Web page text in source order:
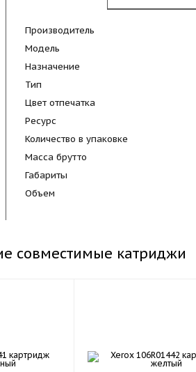
Производитель
Модель
Назначение
Тип
Цвет отпечатка
Ресурс
Количество в упаковке
Масса брутто
Габариты
Объем
совместимые катриджи